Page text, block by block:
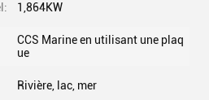
1,864KW
CCS Marine en utilisant une plaq
ue
Rivière, lac, mer